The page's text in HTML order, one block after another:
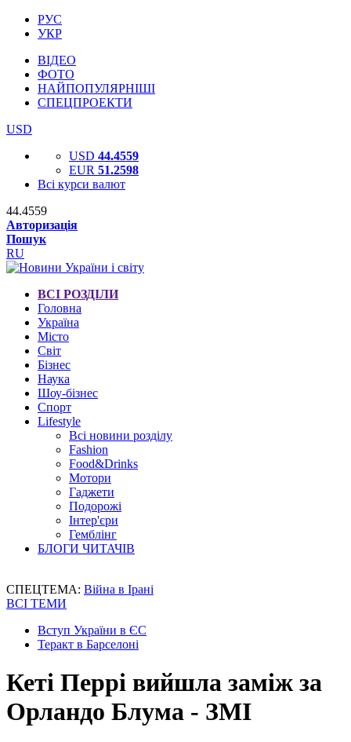
РУС
УКР
ВІДЕО
ФОТО
НАЙПОПУЛЯРНІШІ
СПЕЦПРОЕКТИ
USD
USD 44.4559
EUR 51.2598
Всі курси валют
44.4559
Авторизація
Пошук
RU
ВСІ РОЗДІЛИ
Головна
Україна
Місто
Світ
Бізнес
Наука
Шоу-бізнес
Спорт
Lifestyle
Всі новини розділу
Fashion
Food&Drinks
Мотори
Гаджети
Подорожі
Інтер'єри
Гемблінг
БЛОГИ ЧИТАЧІВ
СПЕЦТЕМА: Війна в Ірані
ВСІ ТЕМИ
Вступ України в ЄС
Теракт в Барселоні
Кеті Перрі вийшла заміж за
Орландо Блума - ЗМІ